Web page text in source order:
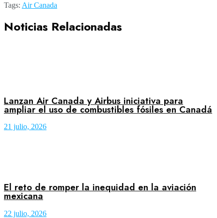
Tags: Air Canada
Noticias Relacionadas
Lanzan Air Canada y Airbus iniciativa para
ampliar el uso de combustibles fósiles en Canadá
21 julio, 2026
El reto de romper la inequidad en la aviación
mexicana
22 julio, 2026